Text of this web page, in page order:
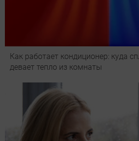
Как работает кондиционер: куда
девает тепло из комнаты